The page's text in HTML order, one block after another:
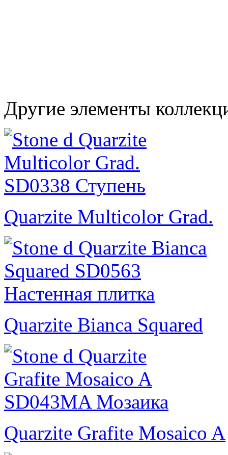
Другие элементы
Quarzite Multicolor Grad.
Quarzite Bianca Squared
Quarzite Grafite Mosaico A